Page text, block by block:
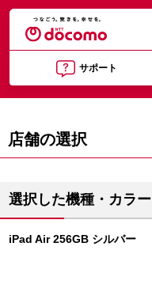
サポート
店舗の選択
選択した機種・カラー
iPad Air 256GB シルバー